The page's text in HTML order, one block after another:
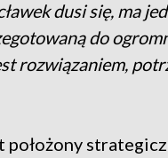
dusi się, ma
do
rozwiązaniem,
położony